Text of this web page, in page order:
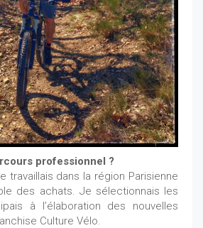
professionnel ?
travaillais dans la région Parisienne
des achats. Je sélectionnais les
à l’élaboration des nouvelles
Culture Vélo.